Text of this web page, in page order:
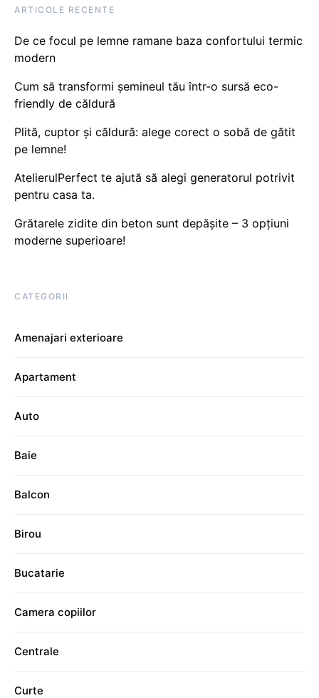
ARTICOLE RECENTE
De ce focul pe lemne ramane baza confortului termic
modern
Cum să transformi șemineul tău într-o sursă eco-
friendly de căldură
Plită, cuptor și căldură: alege corect o sobă de gătit
pe lemne!
AtelierulPerfect te ajută să alegi generatorul potrivit
pentru casa ta.
Grătarele zidite din beton sunt depășite – 3 opțiuni
moderne superioare!
CATEGORII
Amenajari exterioare
Apartament
Auto
Baie
Balcon
Birou
Bucatarie
Camera copiilor
Centrale
Curte